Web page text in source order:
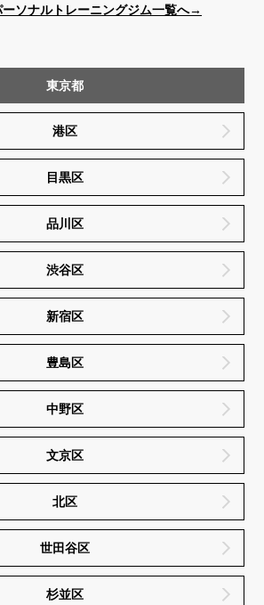
ソナルトレーニングジム一覧へ→
東京都
港区
目黒区
品川区
渋谷区
新宿区
豊島区
中野区
文京区
北区
世田谷区
杉並区